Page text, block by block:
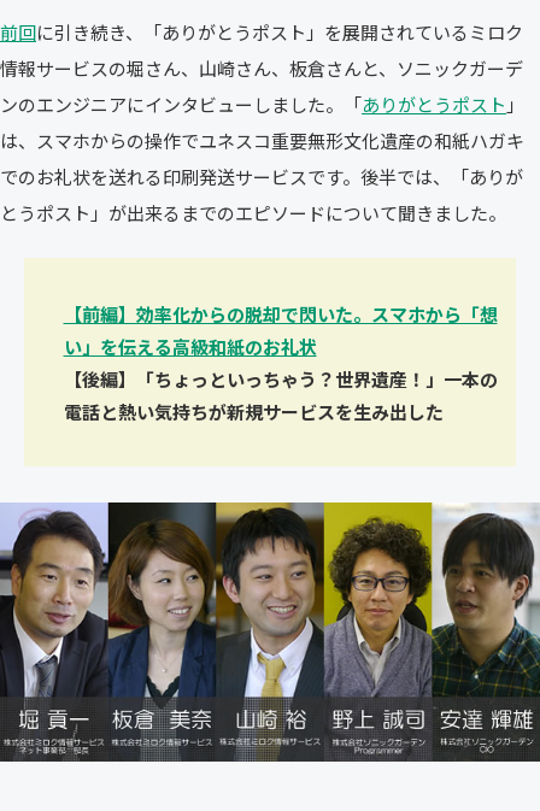
前回に引き続き、「ありがとうポスト」を展開されているミロク
情報サービスの堀さん、山崎さん、板倉さんと、ソニックガーデ
ンのエンジニアにインタビューしました。「ありがとうポスト 」
は、スマホからの操作でユネスコ重要無形文化遺産の和紙ハガキ
でのお礼状を送れる印刷発送サービスです。後半では、「ありが
とうポスト」が出来るまでのエピソードについて聞きました。
【前編】効率化からの脱却で閃いた。スマホから「想
い」を伝える高級和紙のお礼状
【後編】「ちょっといっちゃう？世界遺産！」一本の
電話と熱い気持ちが新規サービスを生み出した